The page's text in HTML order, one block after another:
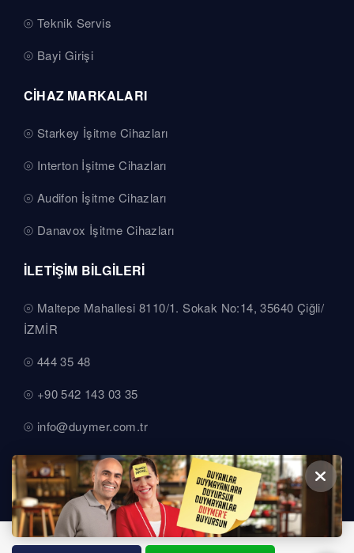
Teknik Servis
Bayi Girişi
CİHAZ MARKALARI
Starkey İşitme Cihazları
Interton İşitme Cihazları
Audifon İşitme Cihazları
Danavox İşitme Cihazları
İLETİŞİM BİLGİLERİ
Maltepe Mahallesi 8110/1. Sokak No:14, 35640 Çiğli/
İZMİR
444 35 48
+90 542 143 03 35
info@duymer.com.tr